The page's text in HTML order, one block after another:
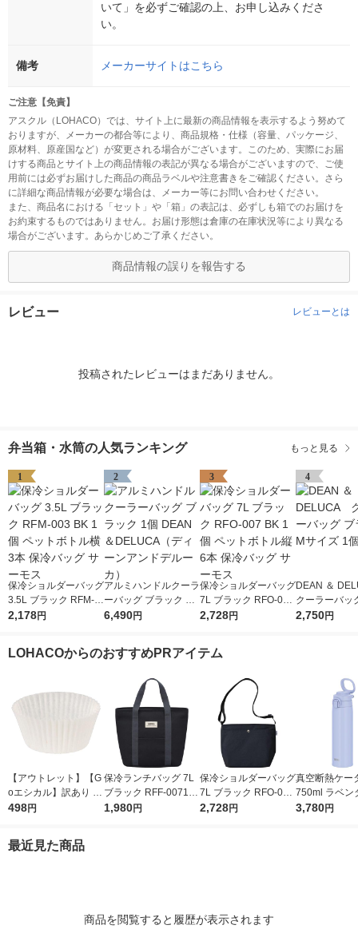
いて」を必ずご確認の上、お申し込みくださ
い。
備考 メーカーサイトはこちら
ご注意【免責】
アスクル（LOHACO）では、サイト上に最新の商品情報を表示するよう努めて
おりますが、メーカーの都合等により、商品規格・仕様（容量、パッケージ、
原材料、原産国など）が変更される場合がございます。このため、実際にお届
けする商品とサイト上の商品情報の表記が異なる場合がございますので、ご使
用前には必ずお届けした商品の商品ラベルや注意書きをご確認ください。さら
に詳細な商品情報が必要な場合は、メーカー等にお問い合わせください。
また、商品名における「セット」や「箱」の表記は、必ずしも箱でのお届けを
お約束するものではありません。お届け形態は倉庫の在庫状況等により異なる
場合がございます。あらかじめご了承ください。
商品情報の誤りを報告する
レビュー レビューとは
投稿されたレビューはまだありません。
弁当箱・水筒の人気ランキング もっと見る
1
保冷ショルダーバッグ
3.5L ブラック RFM-0
03 BK 1個 ペットボト
2,178円
2
アルミハンドルクーラ
ーバッグ ブラック 1
個 DEAN＆DELUCA
6,490円
3
保冷ショルダーバッグ
7L ブラック RFO-007
BK 1個 ペットボトル
2,728円
4
DEAN ＆
クーラーバッ
ック Mサイズ
2,750円
LOHACOからのおすすめPRアイテム
【アウトレット】【G
oエシカル】訳あり シ
モジマ おかずカップ
498円
保冷ランチバッグ 7L
ブラック RFF-0071 B
K 1個 トートバッグタ
1,980円
保冷ショルダーバッグ
7L ブラック RFO-007
BK 1個 ペットボトル
2,728円
真空断熱ケー
750ml ラベン
S-751 BLLV 1
3,780円
最近見た商品
商品を閲覧すると履歴が表示されます